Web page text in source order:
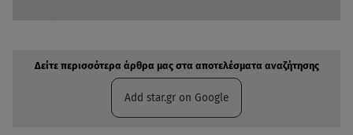
Δείτε περισσότερα άρθρα μας στα αποτελέσματα αναζήτησης
Add star.gr on Google